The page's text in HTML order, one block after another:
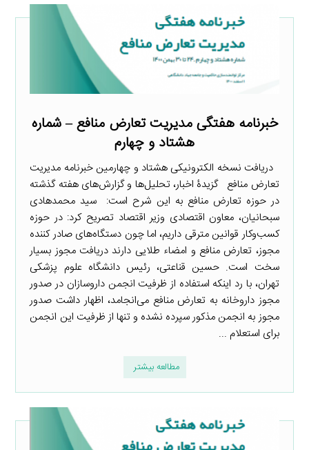
خبرنامه هفتگی مدیریت تعارض منافع – شماره
هشتاد و چهارم
دریافت نسخه الکترونیکی هشتاد و چهارمین خبرنامه مدیریت
تعارض منافع گزیدۀ اخبار، تحلیل‌ها و گزارش‌های هفته گذشته
در حوزه تعارض منافع به این شرح است: ‌ سید محمدهادی
سبحانیان، معاون اقتصادی وزیر اقتصاد تصریح کرد: در حوزه
کسب‌وکار قوانین مترقی داریم، اما چون دستگاه‌های صادر کننده
مجوز، تعارض منافع و امضاء طلایی دارند دریافت مجوز بسیار
سخت است. حسین قناعتی، رئیس دانشگاه علوم پزشکی
تهران، با رد اینکه استفاده از ظرفیت انجمن داروسازان در صدور
مجوز داروخانه به تعارض منافع می‌انجامد، اظهار داشت صدور
مجوز به انجمن مذکور سپرده نشده و تنها از ظرفیت این انجمن
برای استعلام ...
مطالعه بیشتر